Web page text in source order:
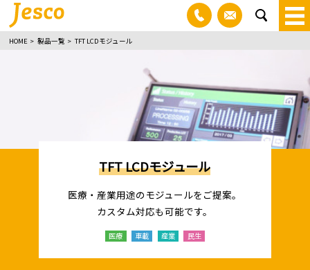
03-3830-1100お問い合
HOME 製品一覧 TFT LCDモジュール
TFT LCDモジュール
医療・産業用途のモジュールをご提案。
カスタム対応も可能です。
医療 車載 産業 民生